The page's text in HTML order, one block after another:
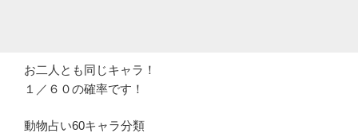
お二人とも同じキャラ！
１／６０の確率です！
動物占い60キャラ分類